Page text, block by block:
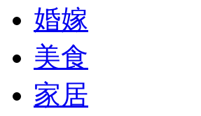
婚嫁
美食
家居